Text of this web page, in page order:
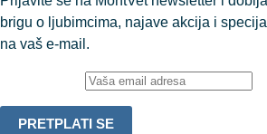
brigu o ljubimcima, najave akcija i
na vaš e-mail.